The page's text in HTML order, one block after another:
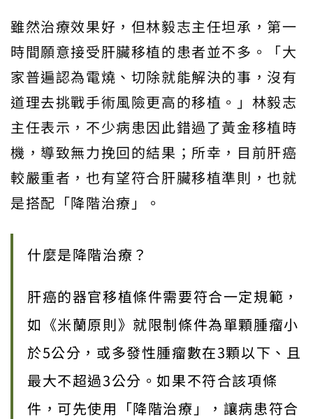
雖然治療效果好，但林毅志主任坦承，第一
時間願意接受肝臟移植的患者並不多。「大
家普遍認為電燒、切除就能解決的事，沒有
道理去挑戰手術風險更高的移植。」林毅志
主任表示，不少病患因此錯過了黃金移植時
機，導致無力挽回的結果；所幸，目前肝癌
較嚴重者，也有望符合肝臟移植準則，也就
是搭配「降階治療」。
什麼是降階治療？
肝癌的器官移植條件需要符合一定規範，
如《米蘭原則》就限制條件為單顆腫瘤小
於5公分，或多發性腫瘤數在3顆以下、且
最大不超過3公分。如果不符合該項條
件，可先使用「降階治療」，讓病患符合